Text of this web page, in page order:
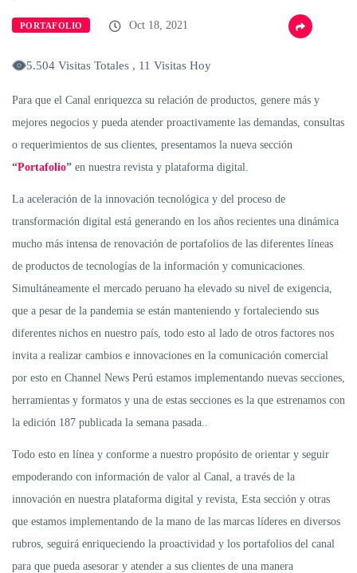
PORTAFOLIO Oct 18, 2021
5.504 Visitas Totales , 11 Visitas Hoy
Para que el Canal enriquezca su relación de productos, genere más y
mejores negocios y pueda atender proactivamente las demandas, consultas
o requerimientos de sus clientes, presentamos la nueva sección
“Portafolio” en nuestra revista y plataforma digital.
La aceleración de la innovación tecnológica y del proceso de
transformación digital está generando en los años recientes una dinámica
mucho más intensa de renovación de portafolios de las diferentes líneas
de productos de tecnologías de la información y comunicaciones.
Simultáneamente el mercado peruano ha elevado su nivel de exigencia,
que a pesar de la pandemia se están manteniendo y fortaleciendo sus
diferentes nichos en nuestro país, todo esto al lado de otros factores nos
invita a realizar cambios e innovaciones en la comunicación comercial
por esto en Channel News Perú estamos implementando nuevas secciones,
herramientas y formatos y una de estas secciones es la que estrenamos con
la edición 187 publicada la semana pasada..
Todo esto en línea y conforme a nuestro propósito de orientar y seguir
empoderando con información de valor al Canal, a través de la
innovación en nuestra plataforma digital y revista, Esta sección y otras
que estamos implementando de la mano de las marcas líderes en diversos
rubros, seguirá enriqueciendo la proactividad y los portafolios del canal
para que pueda asesorar y atender a sus clientes de una manera